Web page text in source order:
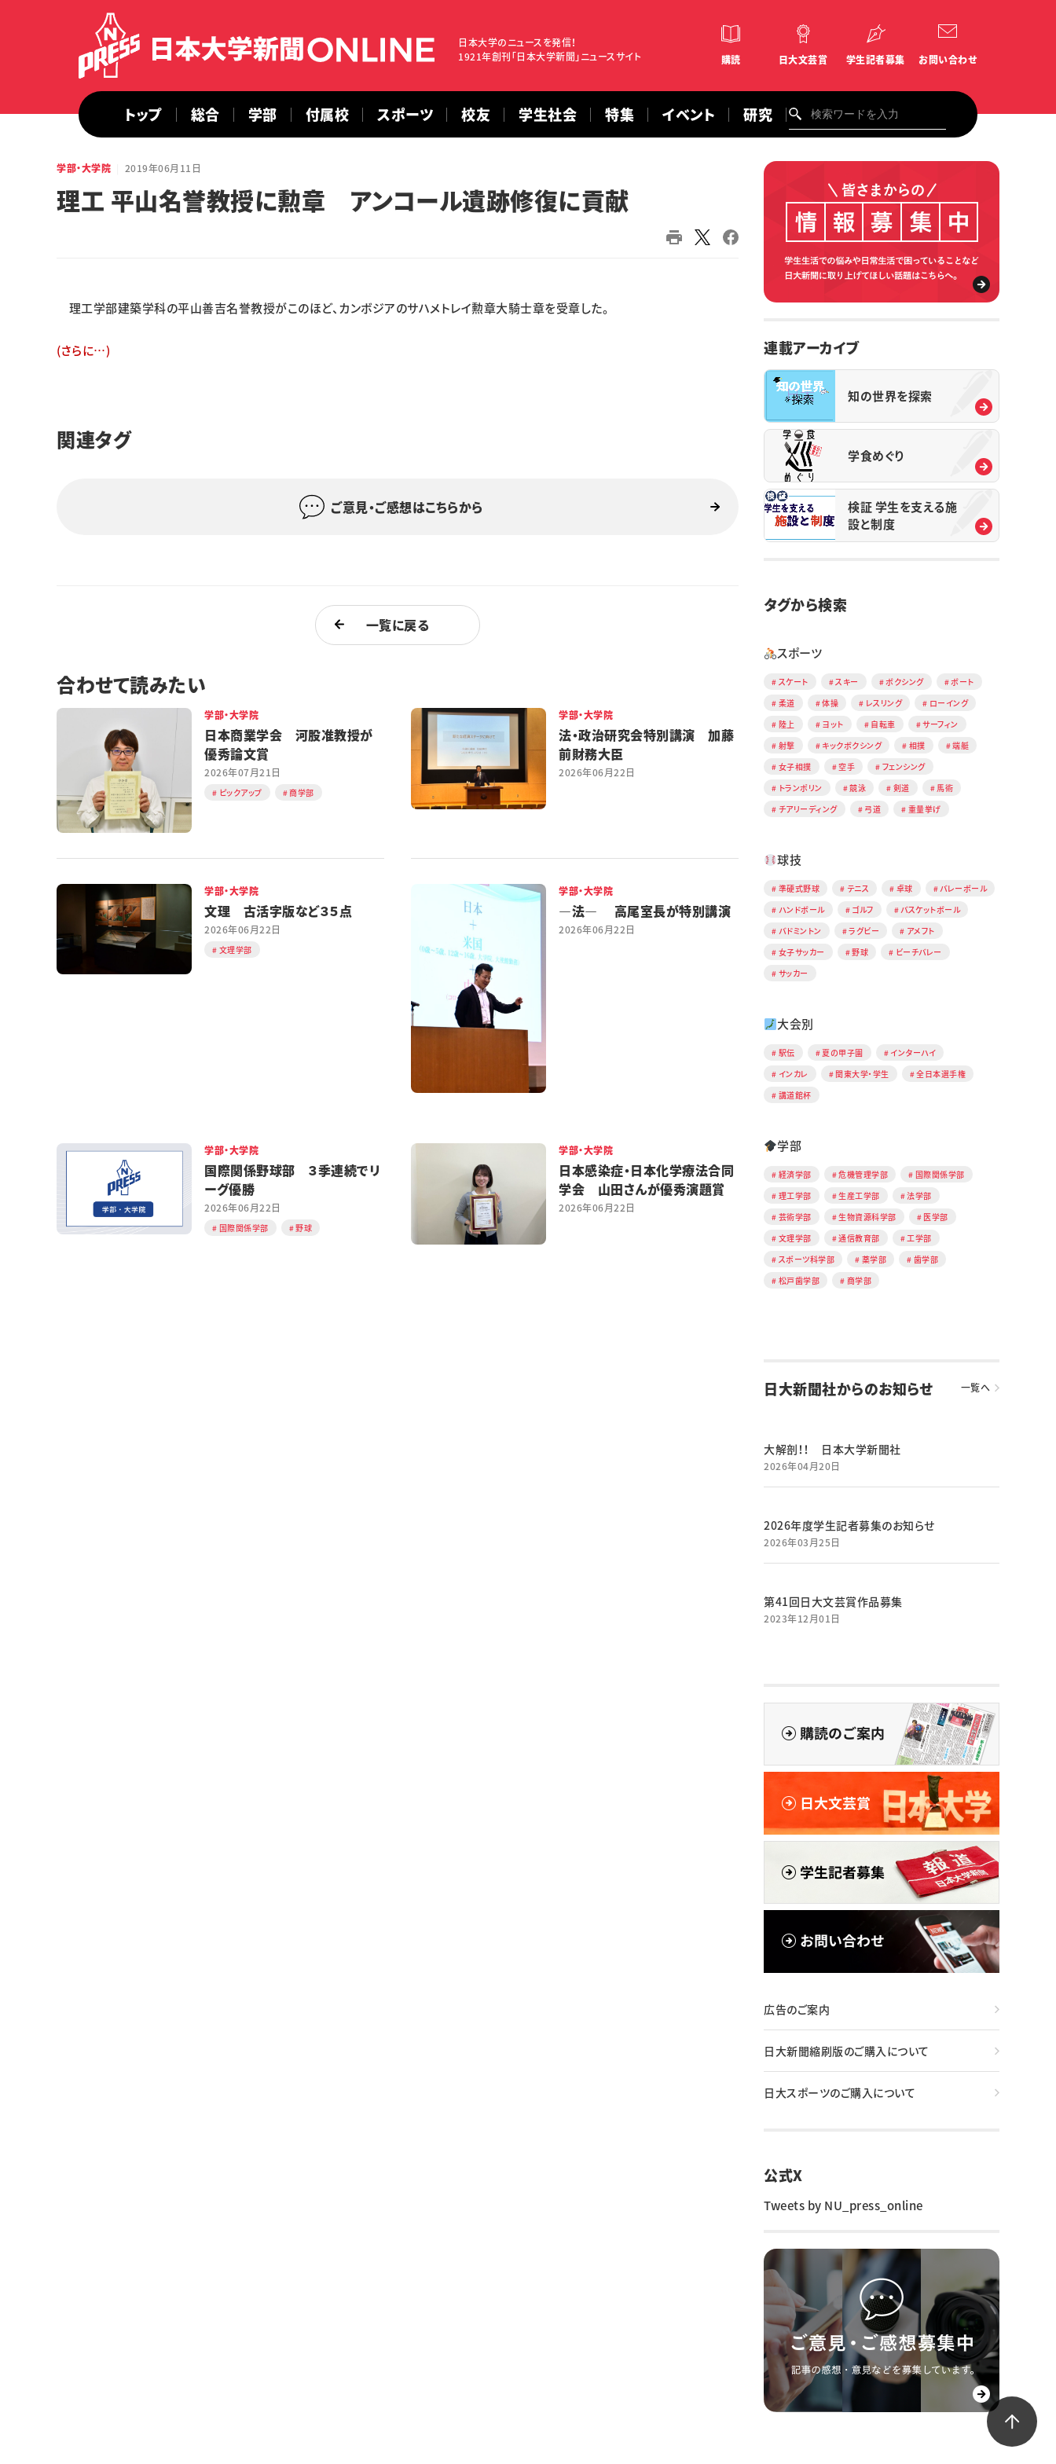
日本大学のニュースを発信！
1921年創刊「日本大学新聞」ニュースサイト
購読 日大文芸賞 学生記者募集 お問い合わせ
トップ 総合 学部 付属校 スポーツ 校友 学生社会 特集 イベント 研究
学部・大学院 2019年06月11日
理工 平山名誉教授に勲章 アンコール遺跡修復に貢献
理工学部建築学科の平山善吉名誉教授がこのほど、カンボジアのサハメトレイ勲章大騎士章を受章した。
(さらに…)
関連タグ
ご意見・ご感想はこちらから
一覧に戻る
合わせて読みたい
学部・大学院
日本商業学会 河股准教授が
優秀論文賞
2026年07月21日
ピックアップ 商学部
学部・大学院
法・政治研究会特別講演 加藤
前財務大臣
2026年06月22日
学部・大学院
文理 古活字版など３５点
2026年06月22日
文理学部
学部・大学院
―法― 高尾室長が特別講演
2026年06月22日
学部・大学院
国際関係野球部 ３季連続でリ
ーグ優勝
2026年06月22日
国際関係学部 野球
学部・大学院
日本感染症・日本化学療法合同
学会 山田さんが優秀演題賞
2026年06月22日
連載アーカイブ
知の世界を探索
学食めぐり
検証 学生を支える施
設と制度
タグから検索
スポーツ
スケート スキー ボクシング
ボート
柔道
体操 レスリング
ローイング
陸上
ヨット 自転車
サーフィン
射撃
キックボクシング 相撲
端艇
女子相撲
空手
フェンシング
トランポリン
競泳 剣道
馬術
チアリーディング
弓道 重量挙げ
球技
準硬式野球 テニス 卓球
バレーボール
ハンドボール
ゴルフ
バスケットボール
バドミントン
ラグビー
アメフト
女子サッカー
野球
ビーチバレー
サッカー
大会別
駅伝 夏の甲子園
インターハイ
インカレ
関東大学・学生
全日本選手権
講道館杯
学部
経済学部 危機管理学部
国際関係学部
理工学部
生産工学部
法学部
芸術学部
生物資源科学部
医学部
文理学部
通信教育部
工学部
スポーツ科学部
薬学部
歯学部
松戸歯学部
商学部
日大新聞社からのお知らせ 一覧へ
大解剖！！ 日本大学新聞社
2026年04月20日
2026年度学生記者募集のお知らせ
2026年03月25日
第41回日大文芸賞作品募集
2023年12月01日
広告のご案内
日大新聞縮刷版のご購入について
日大スポーツのご購入について
公式X
Tweets by NU_press_online